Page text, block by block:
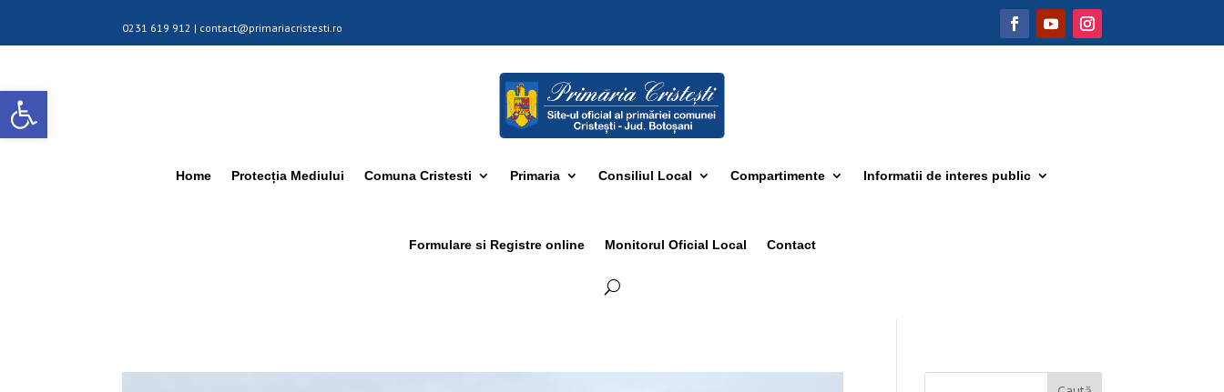
Deschide bara de unelte
0231 619 912 | contact@primariacristesti.ro
Home Protecția Mediului Comuna Cristesti Primaria Consiliul Local Compartimente Informatii de interes public
Formulare si Registre online Monitorul Oficial Local Contact